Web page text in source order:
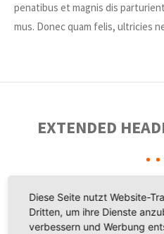
penatibus et magnis dis
mus. Donec quam felis, ultricies
EXTENDED
Lorem ipsum dolor sit amet,
commodo ligula eget dolor.
Diese Seite nutzt Website-
Dritten, um ihre Dienste
verbessern und Werbung